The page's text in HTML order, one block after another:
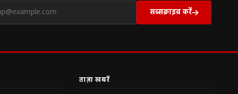
सब्सक्राइब करें
ताज़ा खबरें